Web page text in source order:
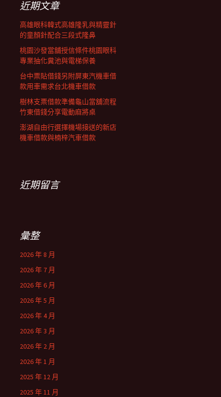
近期文章
高雄眼科韓式高雄隆乳與精靈針
的童顏針配合三段式隆鼻
桃園沙發當舖授信條件桃園眼科
專業抽化糞池與電梯保養
台中票貼借錢另附屏東汽機車借
款用車需求台北機車借款
樹林支票借款準備龜山當舖流程
竹東借錢分享電動麻將桌
澎湖自由行選擇機場接送的新店
機車借款與楠梓汽車借款
近期留言
彙整
2026 年 8 月
2026 年 7 月
2026 年 6 月
2026 年 5 月
2026 年 4 月
2026 年 3 月
2026 年 2 月
2026 年 1 月
2025 年 12 月
2025 年 11 月